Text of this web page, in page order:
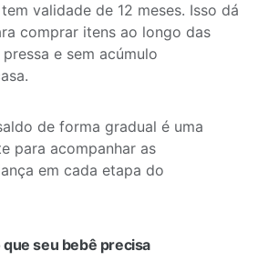
validade de 12 meses. Isso dá
comprar itens ao longo das
e sem acúmulo
de forma gradual é uma
para acompanhar as
em cada etapa do
seu bebê precisa